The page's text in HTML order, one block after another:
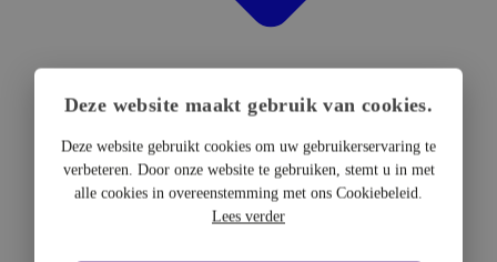
DTF Hardware
DTF Printers
Deze website maakt gebruik van cookies.
Deze website gebruikt cookies om uw gebruikerservaring te
verbeteren. Door onze website te gebruiken, stemt u in met
alle cookies in overeenstemming met ons Cookiebeleid.
Lees verder